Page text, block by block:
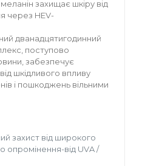
захищає шкіру від
через HEV-
дванадцятигодинний
поступово
забезпечує
шкідливого впливу
і пошкоджень вільними
захист від широкого
опромінення-від UVA /